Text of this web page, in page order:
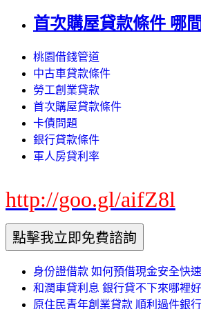
首次購屋貸款條件 哪
桃園借錢管道
中古車貸款條件
勞工創業貸款
首次購屋貸款條件
卡債問題
銀行貸款條件
軍人房貸利率
http://goo.gl/aifZ8l
身份證借款 如何預借現金安全快
和潤車貸利息 銀行貸不下來哪裡
原住民青年創業貸款 順利過件銀